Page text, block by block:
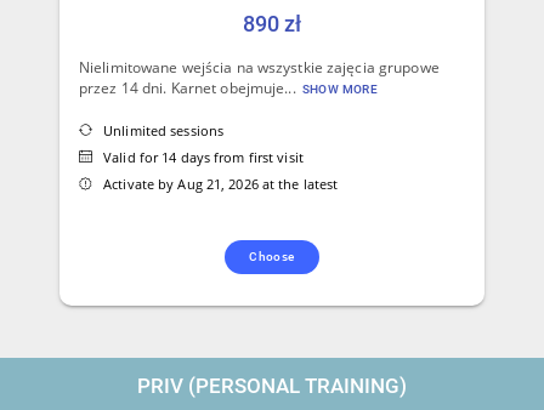
890 zł
Nielimitowane wejścia na wszystkie zajęcia grupowe
przez 14 dni. Karnet obejmuje... SHOW MORE
Unlimited sessions
Valid for 14 days from first visit
Activate by Aug 21, 2026 at the latest
Choose
PRIV (PERSONAL TRAINING)